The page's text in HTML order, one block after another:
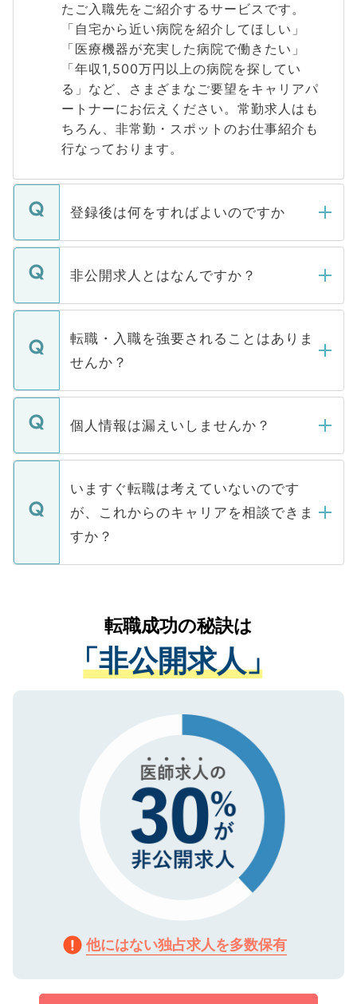
たご入職先をご紹介するサービスです。
「自宅から近い病院を紹介してほしい」
「医療機器が充実した病院で働きたい」
「年収1,500万円以上の病院を探してい
る」など、さまざまなご要望をキャリアパ
ートナーにお伝えください。常勤求人はも
ちろん、非常勤・スポットのお仕事紹介も
行なっております。
登録後は何をすればよいのですか
ご登録いただきましたら、弊社担当者がご
登録内容を確認し、その後メールもしくは
ます。通常、5営業日以内にはご連絡をせて
いただきますので、しばらくお待ちくださ
非公開求人とはなんですか？
マイナビDOCTORで取り扱っている求人の
うち約3割は、Webサイトからご覧いただ
けない「非公開求人」です。非公開求人は
下記の理由によって、一般には公開してい
ません。
■応募殺到を避けるため 人気のある医療機
関を公にしてしまうと、応募が殺到する場
に、医療機関が求める条件に合った人材の
みを人材紹介会社に依頼するケースが増え
ています。
転職・入職を強要されることはありま
せんか？
転職・入職を強要することは一切ありませ
ん。また、仮に応募先から内定をいただい
定を承諾する必要はありません。内定先へ
の辞退の連絡はキャリアパートナーが行い
個人情報は漏えいしませんか？
個人情報が漏えいすることはありませんの
で、ご安心ください。当サイトからの登録
などで収集したご登録者様の個人情報は、
ご本人のキャリアアップおよび転職活動の
支援を目的に使用いたします。お預かりし
ているすべての個人データはご本人の許可
は、個人情報の取り扱いについての厳密な
管理基準を満たした事業者のみに付与され
る、プライバシーマークを取得済みです。
で、機密保持に関してもご安心ください。
いますぐ転職は考えていないのです
が、これからのキャリアを相談できま
すか？
かがいして、現在の医療機関の状況や紹介
経験をまじえながら、適切なアドバイスを
させていただきます。すぐにご転職をされ
ない方には、長期的なサポートが可能です
ので、まずはご登録ください。
転職成功の秘訣は
「非公開求人」
他にはない独占求人を多数保有